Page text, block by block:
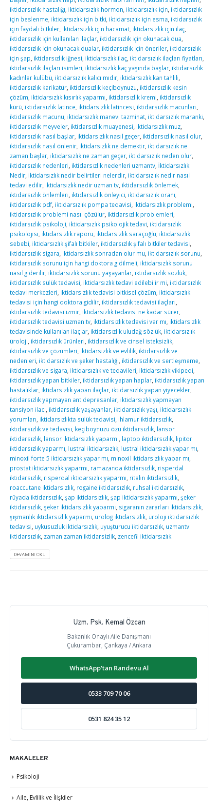
iktidarsızlık hastalığı, iktidarsızlık hormon, iktidarsızlık için, iktidarsızlık
için beslenme, iktidarsızlık için bitki, iktidarsızlık için esma, iktidarsızlık
için faydalı bitkiler, iktidarsızlık için hacamat, iktidarsızlık için ilaç,
iktidarsızlık için kullanılan ilaçlar, iktidarsızlık için okunacak dua,
iktidarsızlık için okunacak dualar, iktidarsızlık için öneriler, iktidarsızlık
için şap, iktidarsızlık iğnesi, iktidarsızlık ilaç, iktidarsızlık ilaçları fiyatları,
iktidarsızlık ilaçları isimleri, iktidarsızlık kaç yaşında başlar, iktidarsızlık
kadınlar kulübü, iktidarsızlık kalıcı mıdır, iktidarsızlık kan tahlili,
iktidarsızlık karikatür, iktidarsızlık keçiboynuzu, iktidarsızlık kesin
çözüm, iktidarsızlık kısırlık yaparmı, iktidarsızlık kremi, iktidarsızlık
kürü, iktidarsızlık latince, iktidarsızlık latincesi, iktidarsızlık macunları,
iktidarsızlık macunu, iktidarsızlık manevi tazminat, iktidarsızlık maranki,
iktidarsızlık meyveler, iktidarsızlık muayenesi, iktidarsızlık muz,
iktidarsızlık nasıl başlar, iktidarsızlık nasıl geçer, iktidarsızlık nasıl olur,
iktidarsızlık nasıl önlenir, iktidarsızlık ne demektir, iktidarsızlık ne
zaman başlar, iktidarsızlık ne zaman geçer, iktidarsızlık neden olur,
iktidarsızlık nedenleri, iktidarsızlık nedenleri uzmantv, İktidarsızlık
Nedir, iktidarsızlık nedir belirtileri nelerdir, iktidarsızlık nedir nasıl
tedavi edilir, iktidarsızlık nedir uzman tv, iktidarsızlık önlemek,
iktidarsızlık önlemleri, iktidarsızlık önleyici, iktidarsızlık oranı,
iktidarsızlık pdf, iktidarsızlık pompa tedavisi, iktidarsızlık problemi,
iktidarsızlık problemi nasıl çözülür, iktidarsızlık problemleri,
iktidarsızlık psikoloji, iktidarsızlık psikolojik tedavi, iktidarsızlık
psikolojisi, iktidarsızlık raporu, iktidarsızlık saraçoğlu, iktidarsızlık
sebebi, iktidarsızlık şifalı bitkiler, iktidarsızlık şifalı bitkiler tedavisi,
iktidarsızlık sigara, iktidarsızlık sonradan olur mu, iktidarsızlık sorunu,
iktidarsızlık sorunu için hangi doktora gidilmeli, iktidarsızlık sorunu
nasıl giderilir, iktidarsızlık sorunu yaşayanlar, iktidarsızlık sözlük,
iktidarsızlık sülük tedavisi, iktidarsızlık tedavi edilebilir mi, iktidarsızlık
tedavi merkezleri, iktidarsızlık tedavisi bitkisel çözüm, iktidarsızlık
tedavisi için hangi doktora gidilir, iktidarsızlık tedavisi ilaçları,
iktidarsızlık tedavisi izmir, iktidarsızlık tedavisi ne kadar sürer,
iktidarsızlık tedavisi uzman tv, iktidarsızlık tedavisi var mı, iktidarsızlık
tedavisinde kullanılan ilaçlar, iktidarsızlık uludağ sözlük, iktidarsızlık
üroloji, iktidarsızlık ürünleri, iktidarsızlık ve cinsel isteksizlik,
iktidarsızlık ve çözümleri, iktidarsızlık ve evlilik, iktidarsızlık ve
nedenleri, iktidarsızlık ve şeker hastalığı, iktidarsızlık ve sertleşmeme,
iktidarsızlık ve sigara, iktidarsızlık ve tedavileri, iktidarsızlık vikipedi,
iktidarsızlık yapan bitkiler, iktidarsızlık yapan haplar, iktidarsızlık yapan
hastalıklar, iktidarsızlık yapan ilaçlar, iktidarsızlık yapan yiyecekler,
iktidarsızlık yapmayan antidepresanlar, iktidarsızlık yapmayan
tansiyon ilacı, iktidarsızlık yaşayanlar, iktidarsızlık yaşı, iktidarsızlık
yorumları, iktidarsızlıkta sülük tedavisi, ıhlamur iktidarsızlık,
ıktıdarsızlık ve tedavısı, keçiboynuzu özü iktidarsızlık, lansor
iktidarsızlık, lansor iktidarsızlık yaparmı, laptop iktidarsızlık, lipitor
iktidarsızlık yaparmı, lustral iktidarsızlık, lustral iktidarsızlık yapar mı,
minoxil forte 5 iktidarsızlık yapar mı, minoxil iktidarsızlık yapar mı,
prostat iktidarsızlık yaparmı, ramazanda iktidarsızlık, risperdal
iktidarsızlık, risperdal iktidarsızlık yaparmı, ritalin iktidarsızlık,
roaccutane iktidarsızlık, rogaine iktidarsızlık, ruhsal iktidarsızlık,
rüyada iktidarsızlık, şap iktidarsızlık, şap iktidarsızlık yaparmı, şeker
iktidarsızlık, şeker iktidarsızlık yaparmı, sigaranın zararları iktidarsızlık,
şişmanlık iktidarsızlık yaparmı, ürolog iktidarsızlık, üroloji iktidarsızlık
tedavisi, uykusuzluk iktidarsızlık, uyuşturucu iktidarsızlık, uzmantv
iktidarsızlık, zaman zaman iktidarsizlik, zencefil iktidarsızlık
DEVAMINI OKU
Uzm. Psk. Kemal Özcan
Bakanlık Onaylı Aile Danışmanı
Çukurambar, Çankaya / Ankara
WhatsApp'tan Randevu Al
0533 709 70 06
0531 824 35 12
MAKALELER
Psikoloji
Aile, Evlilik ve İlişkiler